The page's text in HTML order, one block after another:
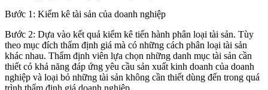
Bước 1: Kiểm kê tài sản của doanh nghiệp
Bước 2: Dựa vào kết quả kiểm kê tiến hành phân loại tài sản. Tùy
theo mục đích thẩm định giá mà có những cách phân loại tài sản
khác nhau. Thẩm định viên lựa chọn những danh mục tài sản cần
thiết có khả năng đáp ứng yêu cầu sản xuất kinh doanh của doanh
nghiệp và loại bỏ những tài sản không cần thiết dùng đến trong quá
trình thẩm định giá doanh nghiệp.